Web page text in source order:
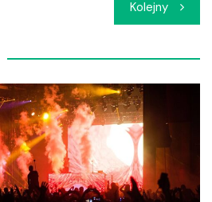
Kolejny